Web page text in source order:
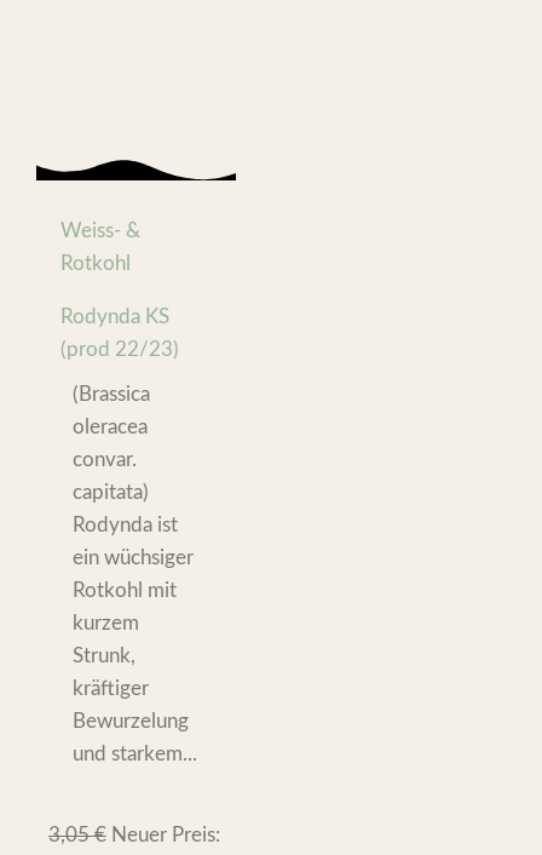
Weiss- &
Rotkohl
Rodynda KS
(prod 22/23)
(Brassica
oleracea
convar.
capitata)
Rodynda ist
ein wüchsiger
Rotkohl mit
kurzem
Strunk,
kräftiger
Bewurzelung
und starkem...
3,05€ Neuer Preis: